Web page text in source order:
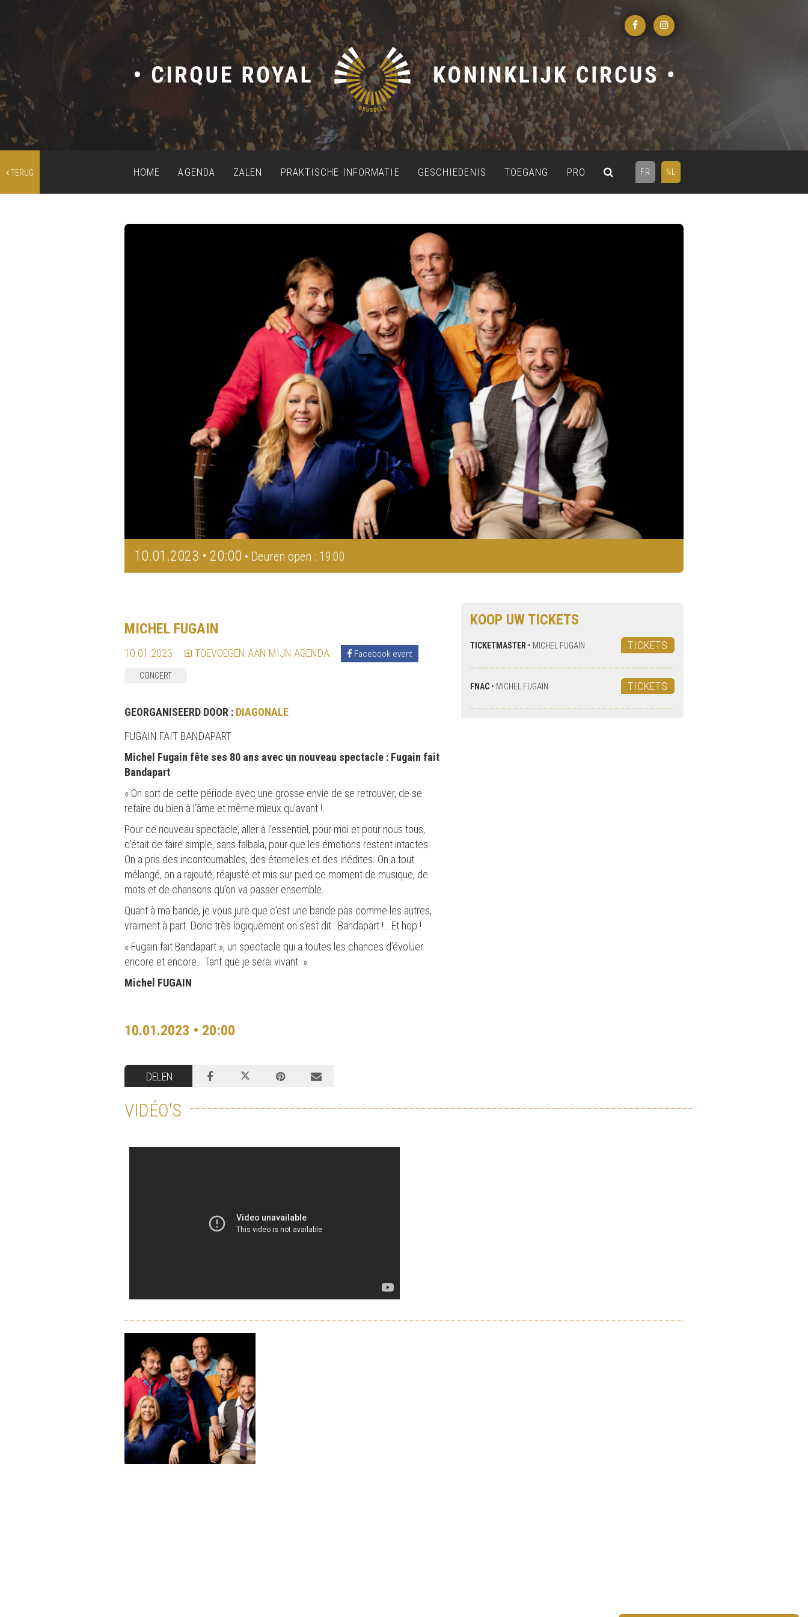
TERUG FR NL
HOME AGENDA ZALEN PRAKTISCHE INFORMATIE GESCHIEDENIS TOEGANG PRO
10.01.2023 • 20:00 • Deuren open : 19:00
KOOP UW TICKETS
TICKETMASTER • MICHEL FUGAIN TICKETS
FNAC • MICHEL FUGAIN TICKETS
MICHEL FUGAIN
10.01.2023 TOEVOEGEN AAN MIJN AGENDA Facebook event
CONCERT
GEORGANISEERD DOOR : DIAGONALE
FUGAIN FAIT BANDAPART
Michel Fugain fête ses 80 ans avec un nouveau spectacle : Fugain fait
Bandapart
« On sort de cette période avec une grosse envie de se retrouver, de se
refaire du bien à l’âme et même mieux qu’avant !
Pour ce nouveau spectacle, aller à l’essentiel, pour moi et pour nous tous,
c’était de faire simple, sans falbala, pour que les émotions restent intactes.
On a pris des incontournables, des éternelles et des inédites. On a tout
mélangé, on a rajouté, réajusté et mis sur pied ce moment de musique, de
mots et de chansons qu’on va passer ensemble.
Quant à ma bande, je vous jure que c’est une bande pas comme les autres,
vraiment à part. Donc très logiquement on s’est dit : Bandapart !… Et hop !
« Fugain fait Bandapart », un spectacle qui a toutes les chances d’évoluer
encore et encore… Tant que je serai vivant. »
Michel FUGAIN
10.01.2023 • 20:00
DELEN
VIDÉO'S